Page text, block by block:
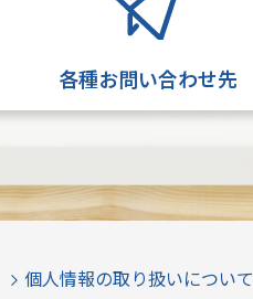
各種お問い合わせ先
個人情報の取り扱いについて